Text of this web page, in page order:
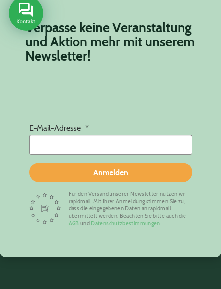
Verpasse keine Veranstaltung
und Aktion mehr mit unserem
Newsletter!
E-Mail-Adresse
Anmelden
Für den Versand unserer Newsletter nutzen wir
rapidmail. Mit Ihrer Anmeldung stimmen Sie zu,
dass die eingegebenen Daten an rapidmail
übermittelt werden. Beachten Sie bitte auch die
AGB und Datenschutzbestimmungen.